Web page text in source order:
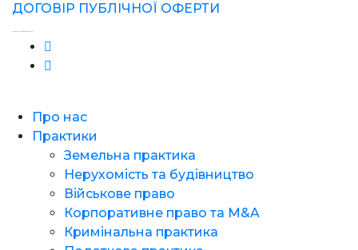
ДОГОВІР ПУБЛІЧНОЇ ОФЕРТИ
Про нас
Практики
Земельна практика
Нерухомість та будівництво
Військове право
Корпоративне право та M&A
Кримінальна практика